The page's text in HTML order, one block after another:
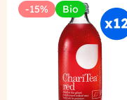
-15% Bio